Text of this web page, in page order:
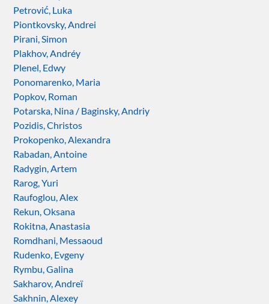
Petrović, Luka
Piontkovsky, Andrei
Pirani, Simon
Plakhov, Andréy
Plenel, Edwy
Ponomarenko, Maria
Popkov, Roman
Potarska, Nina / Baginsky, Andriy
Pozidis, Christos
Prokopenko, Alexandra
Rabadan, Antoine
Radygin, Artem
Rarog, Yuri
Raufoglou, Alex
Rekun, Oksana
Rokitna, Anastasia
Romdhani, Messaoud
Rudenko, Evgeny
Rymbu, Galina
Sakharov, Andreï
Sakhnin, Alexey